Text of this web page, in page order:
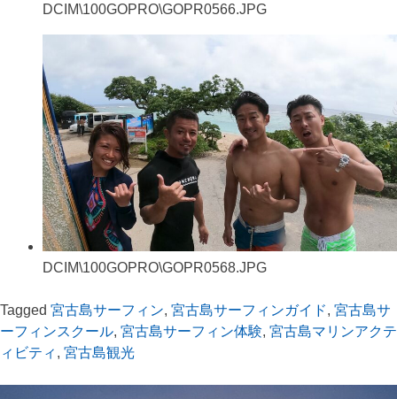
DCIM\100GOPRO\GOPR0566.JPG
DCIM\100GOPRO\GOPR0568.JPG
Tagged 宮古島サーフィン, 宮古島サーフィンガイド, 宮古島サ
ーフィンスクール, 宮古島サーフィン体験, 宮古島マリンアクテ
ィビティ , 宮古島観光